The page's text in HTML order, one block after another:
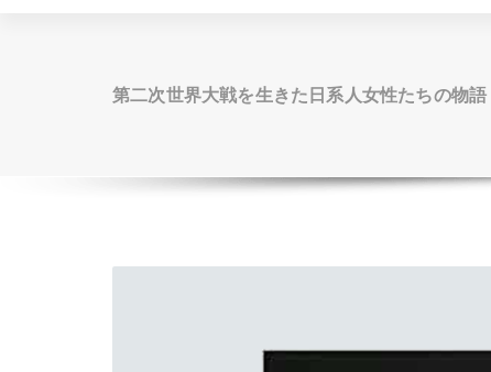
第二次世界大戦を生きた日系人女性たちの物語